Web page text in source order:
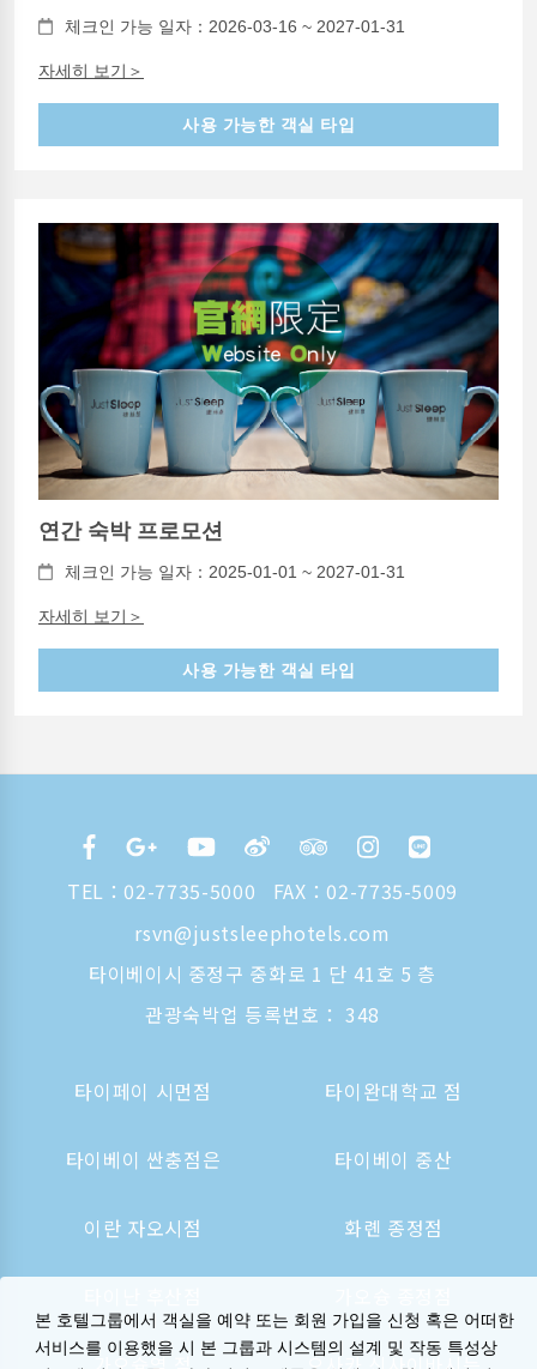
체크인 가능 일자：2026-03-16 ~ 2027-01-31
자세히 보기＞
사용 가능한 객실 타입
연간 숙박 프로모션
체크인 가능 일자：2025-01-01 ~ 2027-01-31
자세히 보기＞
사용 가능한 객실 타입
TEL： 02-7735-5000
FAX：02-7735-5009
rsvn@justsleephotels.com
타이베이시 중정구 중화로 1 단 41호 5 층
관광숙박업 등록번호： 348
타이페이 시먼점 타이완대학교 점
타이베이 싼충점은 타이베이 중산
이란 자오시점 화롄 종정점
본 호텔그룹에서 객실을 예약 또는 회원 가입을 신청 혹은 어떠한
서비스를 이용했을 시 본 그룹과 시스템의 설계 및 작동 특성상